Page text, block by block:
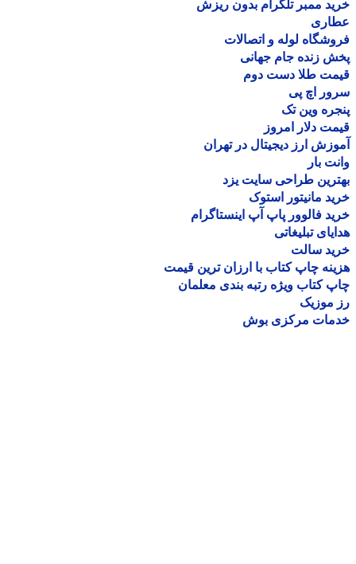
ممبر تلگرام بدون ریزش
لوله و اتصالات
زنده جام جهانی
طلا دست دوم
اچ پی
وین تک
دلار امروز
ارز دیجیتال در تهران
بار
طراحی سایت یزد
مانیتور استوک
فالوور پاپ آپ اینستاگرام
تبلیغاتی
سالت
چاپ کتاب با ارزان ترین قیمت
کتاب ویژه رتبه بندی معلمان
موزیک
مرکزی بوش